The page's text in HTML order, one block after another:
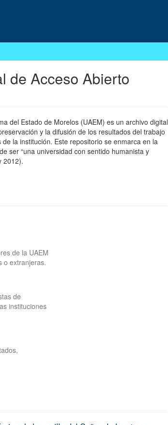
de Acceso Abierto
del Estado de Morelos (UAEM) es un archivo digital
y la difusión de los resultados del trabajo
la institución. Este repositorio se enmarca en la
ser “una universidad con sentido humanista y
2012).
de la UAEM
o extranjeras.
de
instituciones